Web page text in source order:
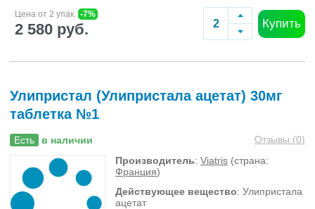
Цена от 2 упак. -7%
2 580 руб. Купить
Улипристал (Улипристала ацетат) 30мг
таблетка №1
Есть в наличии Отзывы (0)
Производитель: Viatris (страна:
Франция)
Действующее вещество: Улипристала
ацетат